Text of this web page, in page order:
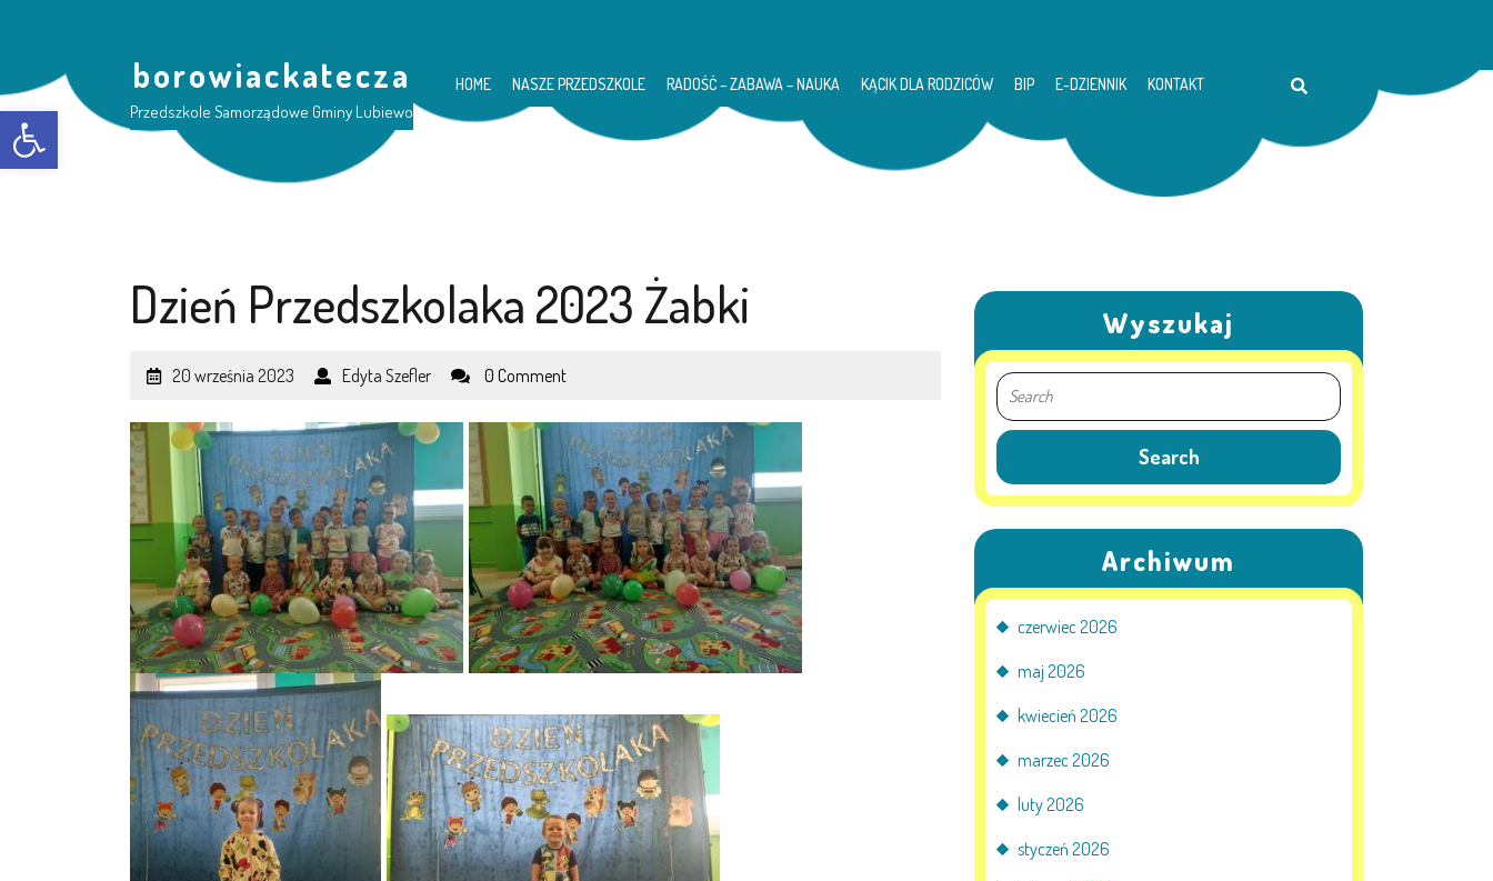
Otwórz pasek narzędzi
borowiackatecza
Przedszkole Samorządowe Gminy Lubiewo
HOME NASZE PRZEDSZKOLE RADOŚĆ – ZABAWA – NAUKA KĄCIK DLA RODZICÓW BIP E-DZIENNIK KONTAKT
Dzień Przedszkolaka 2023 Żabki
20 września 2023 Edyta Szefler 0 Comment
Wyszukaj
Archiwum
czerwiec 2026
maj 2026
kwiecień 2026
marzec 2026
luty 2026
styczeń 2026